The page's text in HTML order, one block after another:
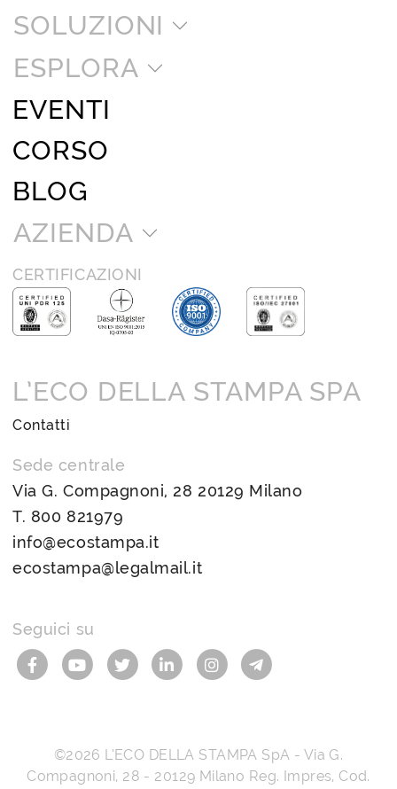
SOLUZIONI
ESPLORA
EVENTI
CORSO
BLOG
AZIENDA
CERTIFICAZIONI
L’ECO DELLA STAMPA SPA
Contatti
Sede centrale
Via G. Compagnoni, 28 20129 Milano
T. 800 821979
info@ecostampa.it
ecostampa@legalmail.it
Seguici su
©2026 L’ECO DELLA STAMPA SpA - Via G.
Compagnoni, 28 - 20129 Milano Reg. Impres, Cod.